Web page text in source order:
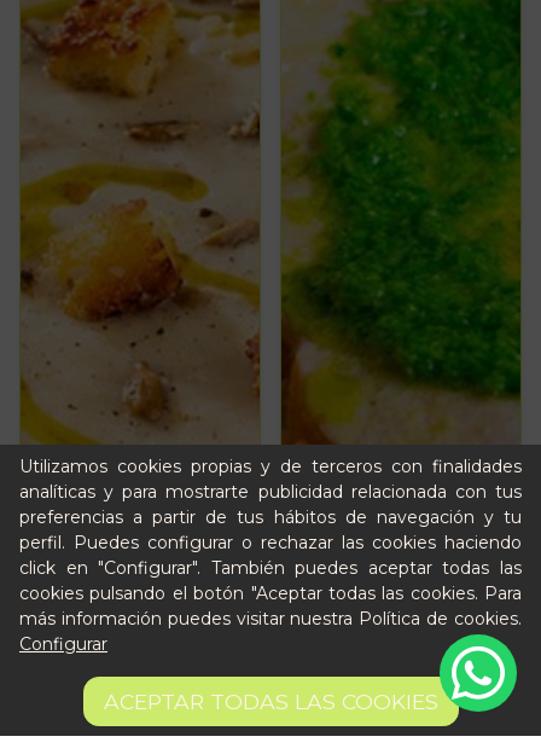
Utilizamos cookies propias y de terceros con finalidades
analíticas y para mostrarte publicidad relacionada con tus
preferencias a partir de tus hábitos de navegación y tu
perfil. Puedes configurar o rechazar las cookies haciendo
click en "Configurar". También puedes aceptar todas las
cookies pulsando el botón "Aceptar todas las cookies. Para
más información puedes visitar nuestra Política de cookies.
Configurar
ACEPTAR TODAS LAS COOKIES